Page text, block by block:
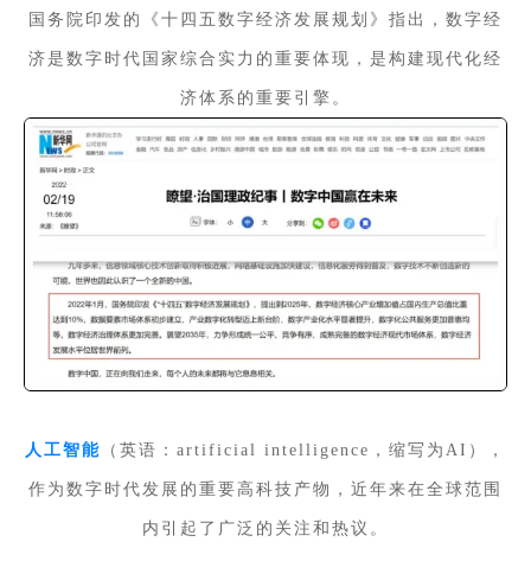
国务院印发的《十四五数字经济发展规划》指出，数字经
济是数字时代国家综合实力的重要体现，是构建现代化经
济体系的重要引擎。
人工智能 （英语：artificial intelligence，缩写为AI），
作为数字时代发展的重要高科技产物，近年来在全球范围
内引起了广泛的关注和热议。